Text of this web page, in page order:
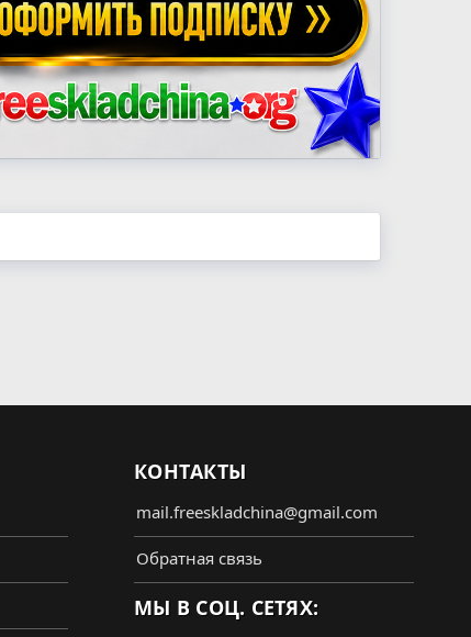
КОНТАКТЫ
mail.freeskladchina@gmail.com
Обратная связь
МЫ В СОЦ. СЕТЯХ: